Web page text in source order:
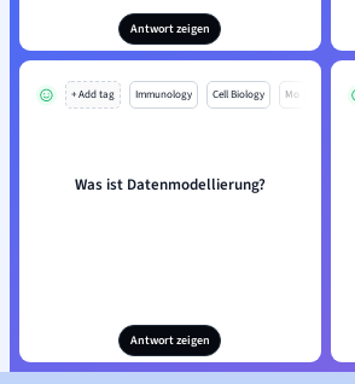
Antwort zeigen
+ Add tag Immunology Cell Biology Mo
Was ist Datenmodellierung?
Antwort zeigen